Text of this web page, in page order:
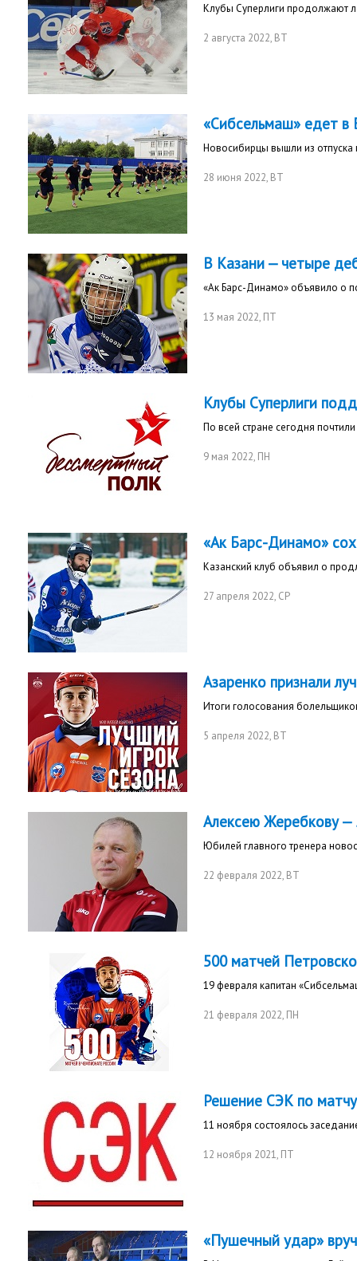
Клубы Суперлиги продолжают
2 августа 2022, ВТ
«Сибсельмаш» едет в
Новосибирцы вышли из отпуска
28 июня 2022, ВТ
В Казани — четыре
«Ак Барс-Динамо» объявило о
13 мая 2022, ПТ
Клубы Суперлиги
По всей стране сегодня
9 мая 2022, ПН
«Ак Барс-Динамо»
Казанский клуб объявил о
27 апреля 2022, СР
Азаренко признали
Итоги голосования
5 апреля 2022, ВТ
Алексею Жеребкову —
Юбилей главного тренера
22 февраля 2022, ВТ
500 матчей
19 февраля капитан
21 февраля 2022, ПН
Решение СЭК по
11 ноября состоялось
12 ноября 2021, ПТ
«Пушечный удар»